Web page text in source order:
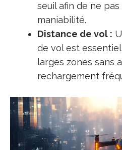
seuil afin de ne
maniabilité.
Distance de vol :
de vol est
larges zones sans
rechargement